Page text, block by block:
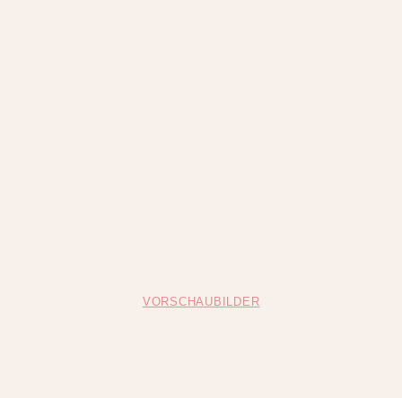
VORSCHAUBILDER